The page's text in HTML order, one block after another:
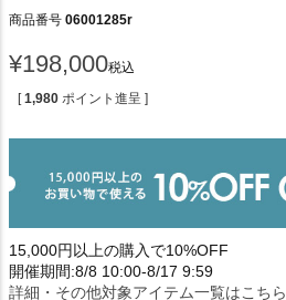
商品番号 06001285r
¥198,000税込
[ 1,980 ポイント進呈 ]
15,000円以上の購入で10%OFF
開催期間:8/8 10:00-8/17 9:59
詳細・その他対象アイテム一覧はこちら